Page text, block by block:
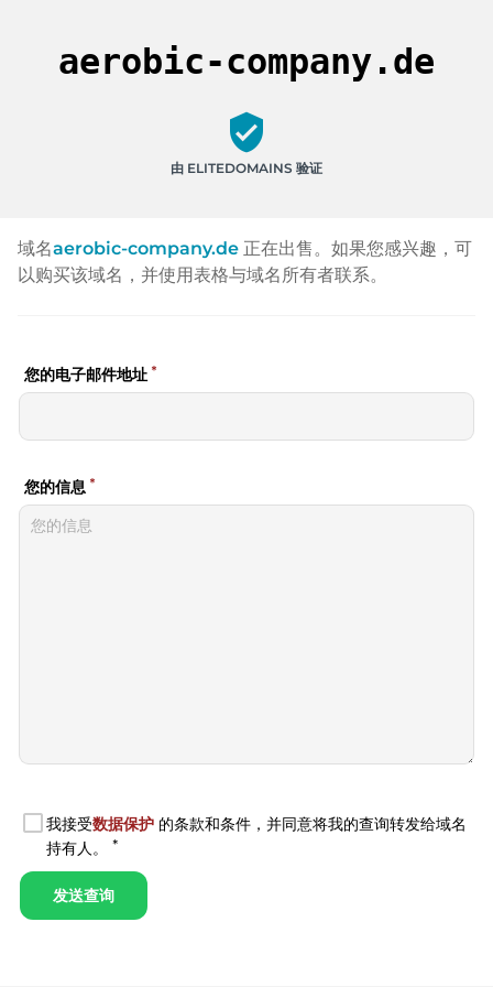
aerobic-company.de
verified_user
由 ELITEDOMAINS 验证
域名aerobic-company.de 正在出售。如果您感兴趣，可
以购买该域名，并使用表格与域名所有者联系。